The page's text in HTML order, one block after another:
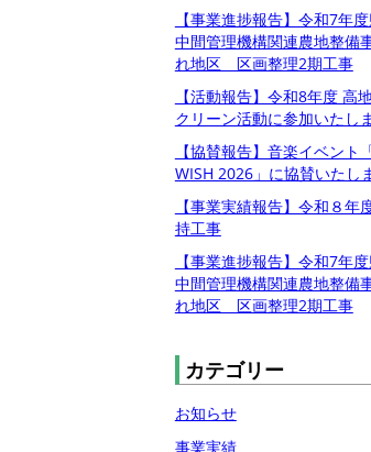
【事業進捗報告】令和7年
中間管理機構関連農地整
れ地区 区画整理2期工事
【活動報告】令和8年度 高
クリーン活動に参加いたし
【協賛報告】音楽イベント
WISH 2026」に協賛いたし
【事業実績報告】令和８年
持工事
【事業進捗報告】令和7年
中間管理機構関連農地整
れ地区 区画整理2期工事
カテゴリー
お知らせ
事業実績